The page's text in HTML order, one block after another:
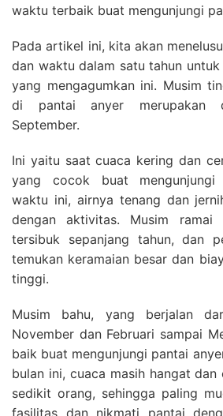
waktu terbaik buat mengunjungi
Pada artikel ini, kita akan
dan waktu dalam satu tahun
yang mengagumkan ini. Musim
di pantai anyer merupakan
September.
Ini yaitu saat cuaca kering dan
yang cocok buat mengunjungi
waktu ini, airnya tenang dan
dengan aktivitas. Musim ramai
tersibuk sepanjang tahun, dan
temukan keramaian besar dan
tinggi.
Musim bahu, yang berjalan
November dan Februari sampai
baik buat mengunjungi pantai
bulan ini, cuaca masih hangat
sedikit orang, sehingga paling
fasilitas dan nikmati pantai